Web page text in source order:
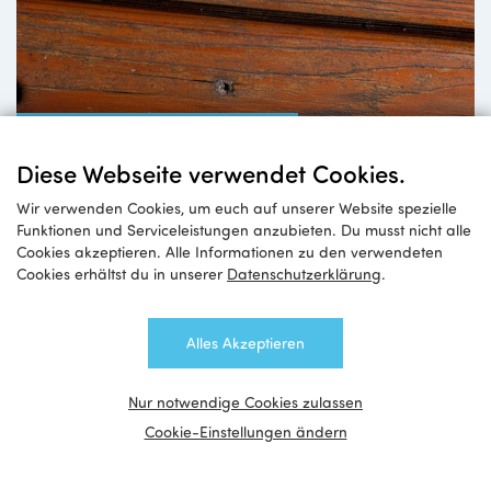
Diese Webseite verwendet Cookies.
Wir verwenden Cookies, um euch auf unserer Website spezielle
Funktionen und Serviceleistungen anzubieten. Du musst nicht alle
Cookies akzeptieren. Alle Informationen zu den verwendeten
Cookies erhältst du in unserer Datenschutzerklärung.
Alles Akzeptieren
Nur notwendige Cookies zulassen
Cookie-Einstellungen ändern
Bist du bereit für die Challenge?